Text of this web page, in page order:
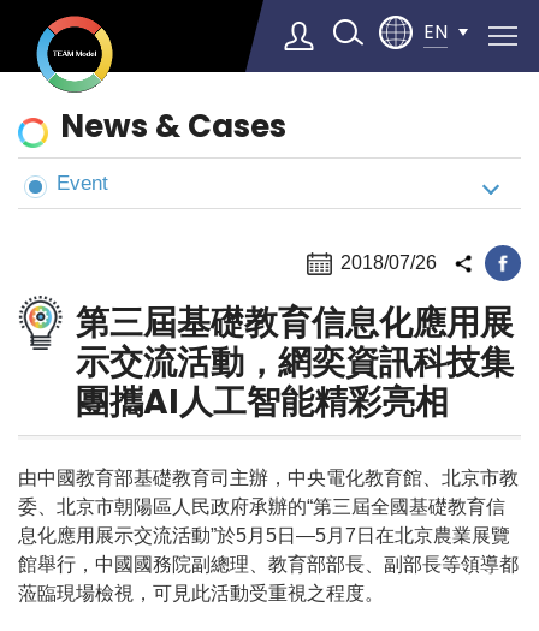
EN
▼
News
&
Cases
News & Cases
Event
2018/07/26
第三屆基礎教育信息化應用展
示交流活動，網奕資訊科技集
團攜AI人工智能精彩亮相
由中國教育部基礎教育司主辦，中央電化教育館、北京市教
委、北京市朝陽區人民政府承辦的“第三屆全國基礎教育信
息化應用展示交流活動”於5月5日—5月7日在北京農業展覽
館舉行，中國國務院副總理、教育部部長、副部長等領導都
蒞臨現場檢視，可見此活動受重視之程度。